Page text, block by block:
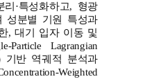
·특성화하고, 형광
성분별 기원 특성과
, 대기 입자 이동 및
Particle Lagrangian
기반 역궤적 분석과
Weighted